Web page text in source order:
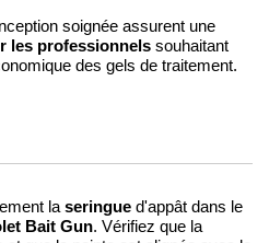
soignée assurent une
les professionnels souhaitant
des gels de traitement.
laseringue d'appât dans le
Bait Gun. Vérifiez que la